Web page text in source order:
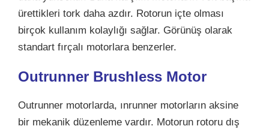
ürettikleri tork daha azdır. Rotorun içte olması
birçok kullanım kolaylığı sağlar. Görünüş olarak
standart fırçalı motorlara benzerler.
Outrunner Brushless Motor
Outrunner motorlarda, ınrunner motorların aksine
bir mekanik düzenleme vardır. Motorun rotoru dış